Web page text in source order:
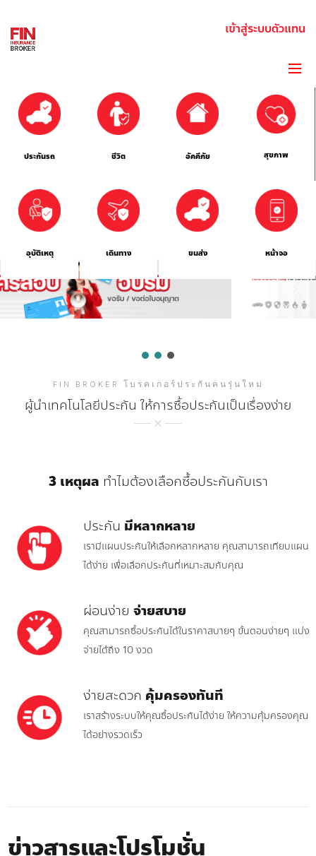
เข้าสู่ระบบตัวแทน
ประกันรถ ชีวิต อัคคีภัย สุขภาพ
อุบัติเหตุ เดินทาง ขนส่ง หน้าจอ
FIN BROKER โบรคเกอร์ประกันคนรุ่นใหม่
ผู้นำเทคโนโลยีประกัน ให้การซื้อประกันเป็นเรื่องง่าย
3 เหตุผล ทำไมต้องเลือกซื้อประกันกับเรา
ประกัน มีหลากหลาย
เรามีแผนประกันให้เลือกหลากหลาย คุณสามารถเทียบแผน
ได้ง่าย เพื่อเลือกประกันที่เหมาะสมกับคุณ
ผ่อนง่าย จ่ายสบาย
คุณสามารถซื้อประกันได้ในราคาสบายๆ ขั้นตอนง่ายๆ แบ่ง
จ่ายได้ถึง 10 งวด
ง่ายสะดวก คุ้มครองทันที
เราสร้างระบบให้คุณซื้อประกันได้ง่าย ให้ความคุ้มครองคุณ
ได้อย่างรวดเร็ว
ข่าวสารและโปรโมชั่น